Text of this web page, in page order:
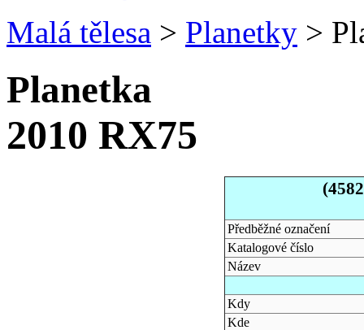
Malá tělesa > Planetky >
Planetka
2010 RX75
Předběžné označení
Katalogové číslo
Název
Kdy
Kde